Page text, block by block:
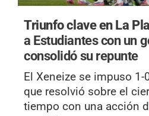
Triunfo clave en La
a Estudiantes con un
consolidó su repunte
El Xeneize se impuso 1-
que resolvió sobre el
tiempo con una acción